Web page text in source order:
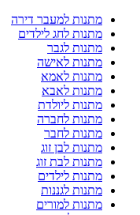
מתנות למעבר דירה
מתנות לחג לילדים
מתנות לגבר
מתנות לאישה
מתנות לאמא
מתנות לאבא
מתנות ליולדת
מתנות לחברה
מתנות לחבר
מתנות לבן זוג
מתנות לבת זוג
מתנות לילדים
מתנות לגננות
מתנות למורים